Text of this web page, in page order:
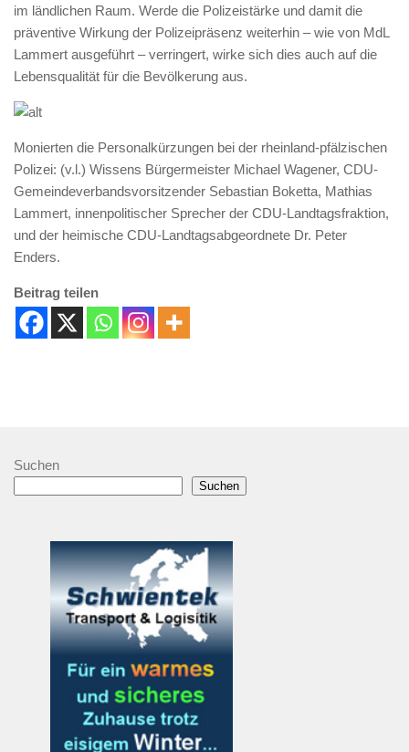
im ländlichen Raum. Werde die Polizeistärke und damit die
präventive Wirkung der Polizeipräsenz weiterhin – wie von MdL
Lammert ausgeführt – verringert, wirke sich dies auch auf die
Lebensqualität für die Bevölkerung aus.
Monierten die Personalkürzungen bei der rheinland-pfälzischen
Polizei: (v.l.) Wissens Bürgermeister Michael Wagener, CDU-
Gemeindeverbandsvorsitzender Sebastian Boketta, Mathias
Lammert, innenpolitischer Sprecher der CDU-Landtagsfraktion,
und der heimische CDU-Landtagsabgeordnete Dr. Peter
Enders.
Beitrag teilen
Suchen
Suchen